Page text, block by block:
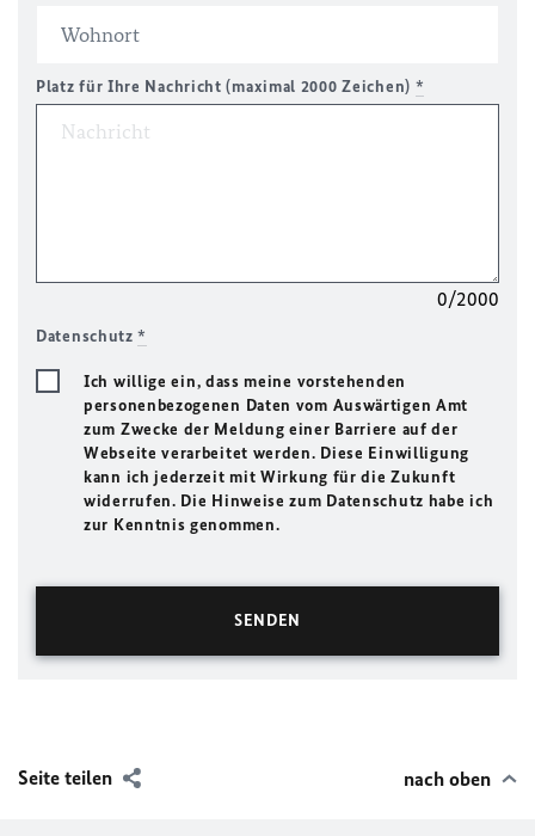
Platz für Ihre Nachricht (maximal 2000 Zeichen) *
0/2000
Datenschutz*
Ich willige ein, dass meine vorstehenden
personenbezogenen Daten vom Auswärtigen Amt
zum Zwecke der Meldung einer Barriere auf der
Webseite verarbeitet werden. Diese Einwilligung
kann ich jederzeit mit Wirkung für die Zukunft
widerrufen. Die Hinweise zum Datenschutz habe ich
zur Kenntnis genommen.
Seite teilen nach oben